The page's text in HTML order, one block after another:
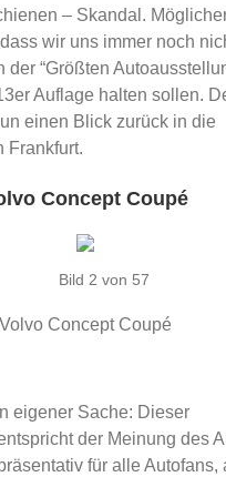
– Skandal.
wir uns immer noch
der “Größten
Auflage halten sollen.
einen Blick zurück in die
Frankfurt.
Concept Coupé
Bild 2 von 57
Volvo Concept Coupé
eigener Sache: Dieser
der Meinung des
für alle Autofans,